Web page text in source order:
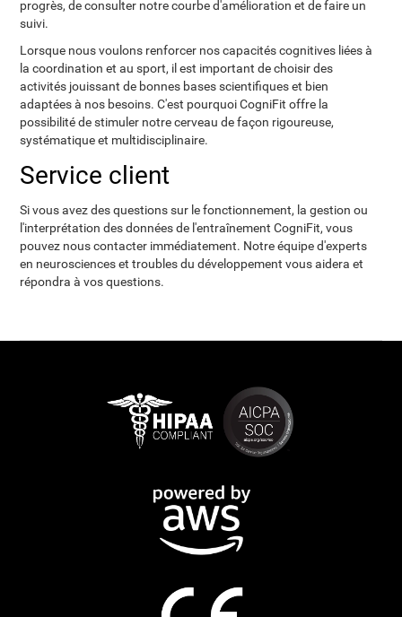
progrès, de consulter notre courbe d'amélioration et de faire un
suivi.
Lorsque nous voulons renforcer nos capacités cognitives liées à
la coordination et au sport, il est important de choisir des
activités jouissant de bonnes bases scientifiques et bien
adaptées à nos besoins. C'est pourquoi CogniFit offre la
possibilité de stimuler notre cerveau de façon rigoureuse,
systématique et multidisciplinaire.
Service client
Si vous avez des questions sur le fonctionnement, la gestion ou
l'interprétation des données de l'entraînement CogniFit, vous
pouvez nous contacter immédiatement. Notre équipe d'experts
en neurosciences et troubles du développement vous aidera et
répondra à vos questions.